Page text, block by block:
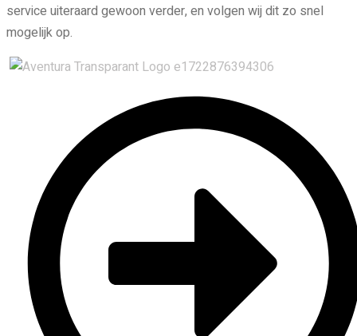
service uiteraard gewoon verder, en volgen wij dit zo snel
mogelijk op.